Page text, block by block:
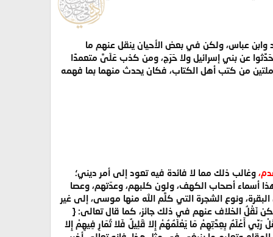
وابن عباس، ولكن في بعض الأحيان ينقل عنهم ما
عن بني إسرائيل ولا حَرَج، ومن كذب عَلَىَّ متعمدًا
يوم اليرموك قد أصاب زاملتين من كتب أهل الكتاب، فكان يحدث منهما بما فهمه
وغالب ذلك مما لا فائدة فيه تعود إلى أمر ديني؛
أسماء أصحاب الكهف، ولون كلبهم، وعدّتهم، وعصا
ونوع الشجرة التي كلَّم الله منها موسى، إلى غير
نَقْلُ الخلاف عنهم في ذلك جائز، كما قال تعالى: {
أَعْلَمُ بِعِدَّتِهِمْ مَا يَعْلَمُهُمْ إِلا قَلِيلٌ فَلا تُمَارِ فِيهِمْ إِلا